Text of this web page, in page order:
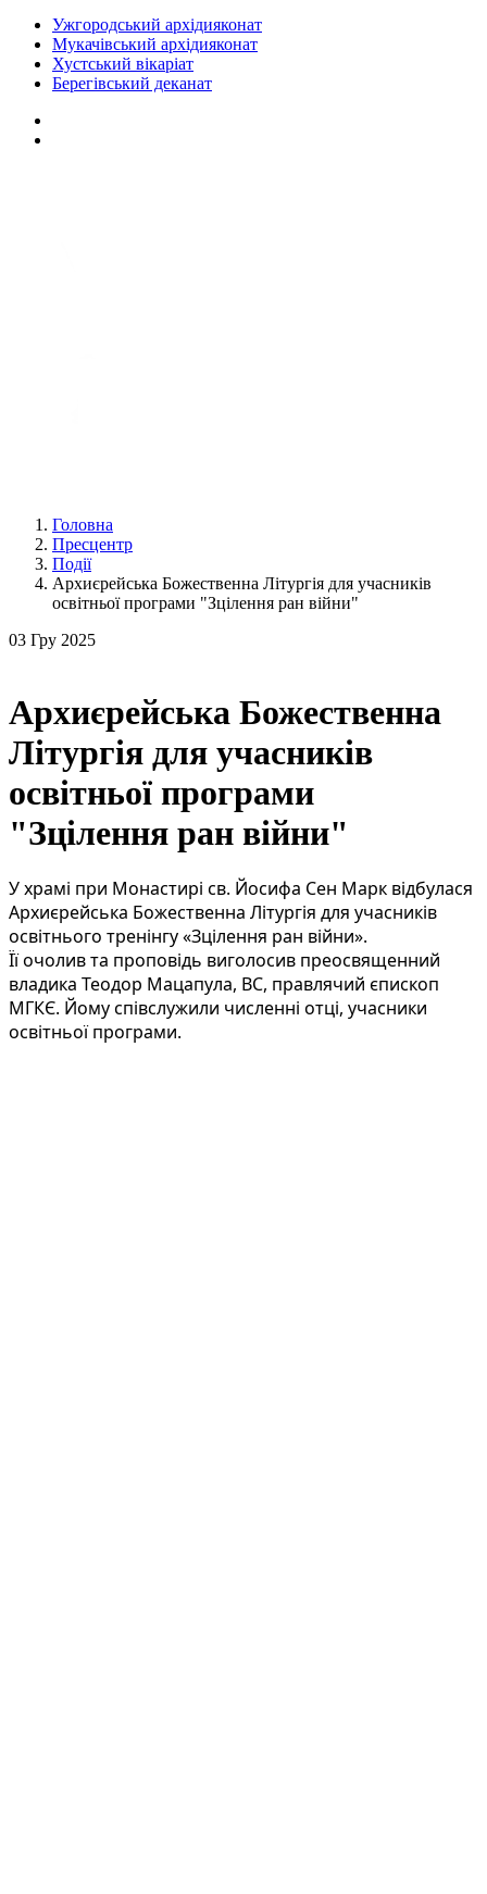
Ужгородський архідияконат
Мукачівський архідияконат
Хустський вікаріат
Берегівський деканат
Головна
Пресцентр
Події
Архиєрейська Божественна Літургія для учасників
освітньої програми "Зцілення ран війни"
03 Гру 2025
Архиєрейська Божественна
Літургія для учасників
освітньої програми
"Зцілення ран війни"
У храмі при Монастирі св. Йосифа Сен Марк відбулася
Архиєрейська Божественна Літургія для учасників
освітнього тренінгу «Зцілення ран війни».
Її очолив та проповідь виголосив преосвященний
владика Теодор Мацапула, ВС, правлячий єпископ
МГКЄ. Йому співслужили численні отці, учасники
освітньої програми.